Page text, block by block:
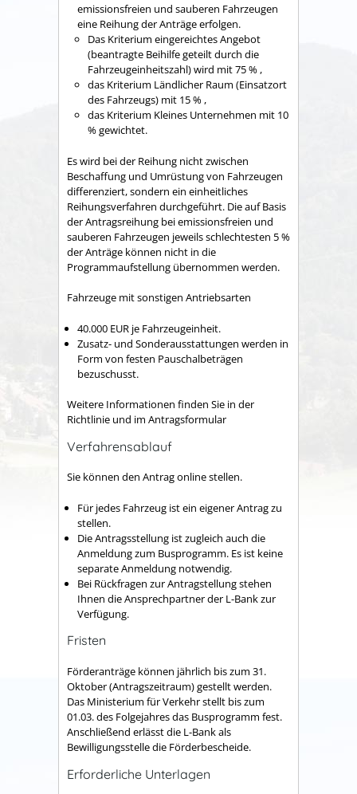
emissionsfreien und sauberen Fahrzeugen
eine Reihung der Anträge erfolgen.
Das Kriterium eingereichtes Angebot
(beantragte Beihilfe geteilt durch die
Fahrzeugeinheitszahl) wird mit 75 % ,
das Kriterium Ländlicher Raum (Einsatzort
des Fahrzeugs) mit 15 % ,
das Kriterium Kleines Unternehmen mit 10
% gewichtet.
Es wird bei der Reihung nicht zwischen
Beschaffung und Umrüstung von Fahrzeugen
differenziert, sondern ein einheitliches
Reihungsverfahren durchgeführt. Die auf Basis
der Antragsreihung bei emissionsfreien und
sauberen Fahrzeugen jeweils schlechtesten 5 %
der Anträge können nicht in die
Programmaufstellung übernommen werden.
Fahrzeuge mit sonstigen Antriebsarten
40.000 EUR je Fahrzeugeinheit.
Zusatz- und Sonderausstattungen werden in
Form von festen Pauschalbeträgen
bezuschusst.
Weitere Informationen finden Sie in der
Richtlinie und im Antragsformular
Verfahrensablauf
Sie können den Antrag online stellen.
Für jedes Fahrzeug ist ein eigener Antrag zu
stellen.
Die Antragsstellung ist zugleich auch die
Anmeldung zum Busprogramm. Es ist keine
separate Anmeldung notwendig.
Bei Rückfragen zur Antragstellung stehen
Ihnen die Ansprechpartner der L-Bank zur
Verfügung.
Fristen
Förderanträge können jährlich bis zum 31.
Oktober (Antragszeitraum) gestellt werden.
Das Ministerium für Verkehr stellt bis zum
01.03. des Folgejahres das Busprogramm fest.
Anschließend erlässt die L-Bank als
Bewilligungsstelle die Förderbescheide.
Erforderliche Unterlagen